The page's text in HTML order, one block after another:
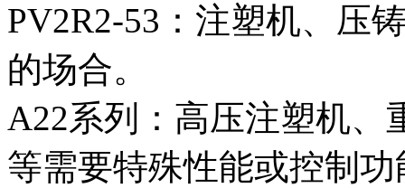
PV2R2-53：注塑机、压
的场合。
A22系列：高压注塑机、
等需要特殊性能或控制